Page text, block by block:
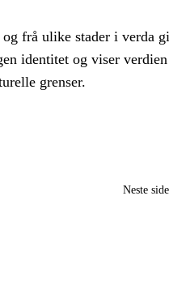
frå ulike stader i verda
identitet og viser
grenser.
Neste side